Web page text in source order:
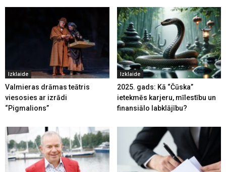
Izklaide
Valmieras drāmas teātris
viesosies ar izrādi
“Pigmalions”
Izklaide
2025. gads: Kā “Čūska”
ietekmēs karjeru, mīlestību un
finansiālo labklājību?